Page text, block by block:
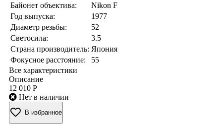
Байонет объектива:
Nikon F
Год выпуска:
1977
Диаметр резьбы:
52
Светосила:
3.5
Страна производитель: Япония
Фокусное расстояние:
55
Все характеристики
Описание
12 010 Р
Нет в наличии
В избранное